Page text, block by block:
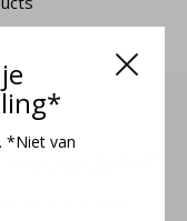
*Niet van